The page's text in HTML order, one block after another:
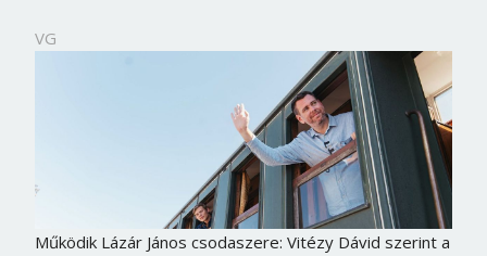
VG
Működik Lázár János csodaszere: Vitézy Dávid szerint a